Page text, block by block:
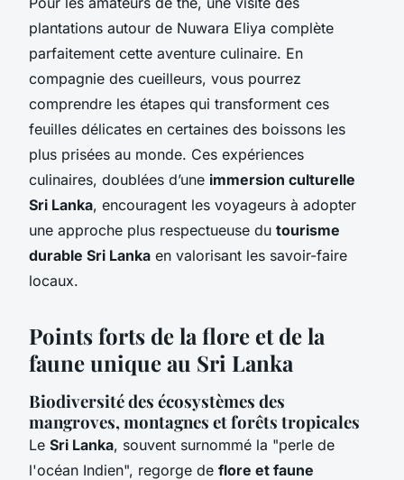
plantations autour de Nuwara Eliya complète
parfaitement cette aventure culinaire. En
compagnie des cueilleurs, vous pourrez
comprendre les étapes qui transforment ces
feuilles délicates en certaines des boissons les
plus prisées au monde. Ces expériences
culinaires, doublées d’une immersion culturelle
Sri Lanka, encouragent les voyageurs à adopter
une approche plus respectueuse du tourisme
durable Sri Lanka en valorisant les savoir-faire
locaux.
Points forts de la flore et de la
faune unique au Sri Lanka
Biodiversité des écosystèmes des
mangroves, montagnes et forêts tropicales
Le Sri Lanka, souvent surnommé la "perle de
l'océan Indien", regorge de flore et faune